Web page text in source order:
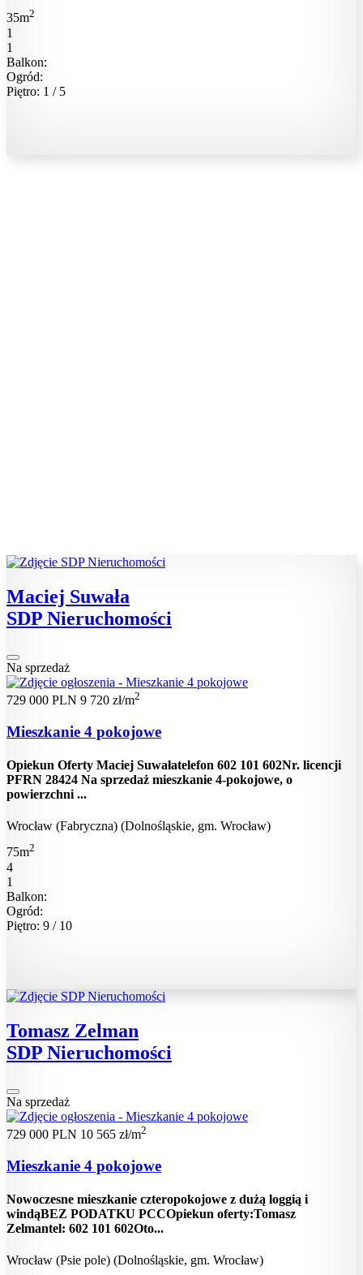
35m2
1
1
Balkon:
Ogród:
Piętro: 1 / 5
Maciej Suwała
SDP Nieruchomości
Na sprzedaż
729 000 PLN 9 720 zł/m2
Mieszkanie 4 pokojowe
Opiekun Oferty Maciej Suwałatelefon 602 101 602Nr. licencji
PFRN 28424 Na sprzedaż mieszkanie 4-pokojowe, o
powierzchni ...
Wrocław (Fabryczna) (Dolnośląskie, gm. Wrocław)
75m2
4
1
Balkon:
Ogród:
Piętro: 9 / 10
Tomasz Zelman
SDP Nieruchomości
Na sprzedaż
729 000 PLN 10 565 zł/m2
Mieszkanie 4 pokojowe
Nowoczesne mieszkanie czteropokojowe z dużą loggią i
windąBEZ PODATKU PCCOpiekun oferty:Tomasz
Zelmantel: 602 101 602Oto...
Wrocław (Psie pole) (Dolnośląskie, gm. Wrocław)